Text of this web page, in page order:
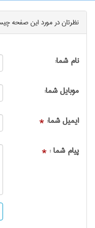
نظرتان در مورد اینصفحه
نام شما:
موبایل شما:
ایمیل شما: *
پیام شما : *